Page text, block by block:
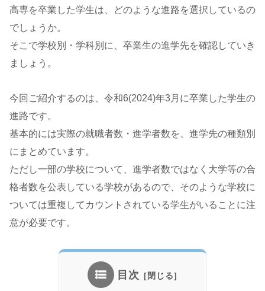
高専を卒業した学生は、どのような進路を選択しているの
でしょうか。
そこで学校別・学科別に、卒業生の進学先を確認していき
ましょう。
今回ご紹介するのは、令和6(2024)年3月に卒業した学生の
進路です。
基本的には実際の就職者数・進学者数を、進学先の種類別
にまとめています。
ただし一部の学校について、進学者数ではなく大学等の合
格者数を公表している学校があるので、そのような学校に
ついては重複してカウントされている学生がいることに注
意が必要です。
目次